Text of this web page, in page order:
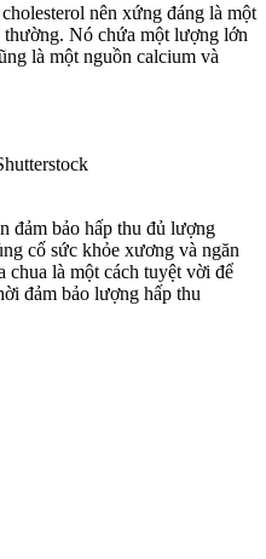
nên xứng đáng là một
thường. Nó chứa một lượng lớn
là một nguồn calcium và
đảm bảo hấp thu đủ lượng
cố sức khỏe xương và ngăn
là một cách tuyệt vời để
đảm bảo lượng hấp thu